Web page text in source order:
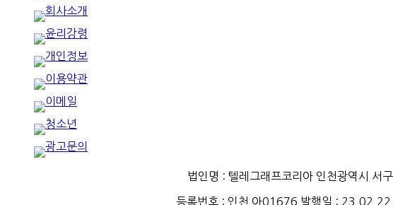
법인명 : 텔레그래프코리아 인천광역시
등록번호 : 인천 아01676 발행일 : 23.02.22